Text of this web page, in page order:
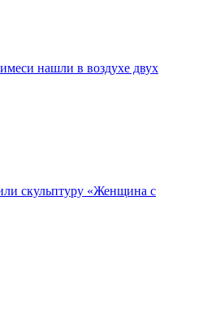
нашли в воздухе двух
скульптуру «Женщина с